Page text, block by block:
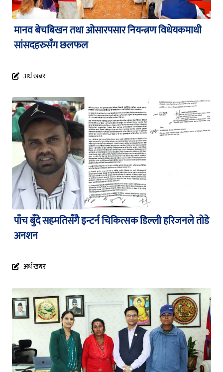
मानव बेचबिखन तथा ओसारपसार नियन्त्रण विधेयकमाथी
सांसदहरुसँग छलफल
अर्थ खबर
पाँच बुँदे सहमतिसँगै इन्टर्न चिकित्सक डिल्ली हरिजनले तोडे
अनशन
अर्थ खबर